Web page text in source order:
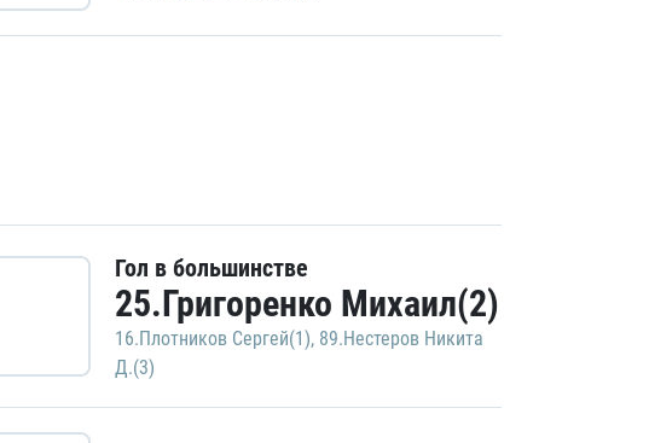
Гол в большинстве
25.Григоренко Михаил(2)
16.Плотников Сергей(1), 89.Нестеров Никита
Д.(3)